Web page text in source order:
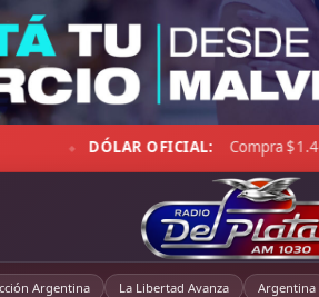
12°C · Llovizna leve · Viento 11
Argentina La Libertad Avanza Argentina